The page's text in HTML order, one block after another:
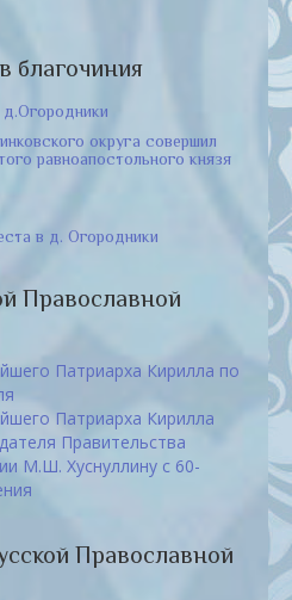
благочиния
округа совершил
равноапостольного князя
в д. Огородники
Православной
Патриарха Кирилла по
Патриарха Кирилла
Правительства
М.Ш. Хуснуллину с 60-
Православной